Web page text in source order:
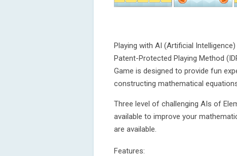
Playing with AI (Artificial
Patent-Protected Playing Method
Game is designed to provide fun
constructing mathematical
Three level of challenging AIs of
available to improve your
are available.
Features: